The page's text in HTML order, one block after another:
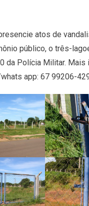
atos de
público, o três-
da Polícia Militar.
app: 67 99206-